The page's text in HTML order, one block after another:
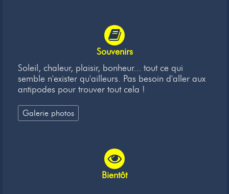
Souvenirs
Soleil, chaleur, plaisir, bonheur... tout ce qui
semble n'exister qu'ailleurs. Pas besoin d'aller aux
antipodes pour trouver tout cela !
Galerie photos
Bientôt